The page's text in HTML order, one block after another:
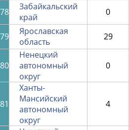
78
Забайкальский
край
0
79
Ярославская
область
29
80
Ненецкий
автономный
округ
0
81
Ханты-
Мансийский
автономный
округ
4